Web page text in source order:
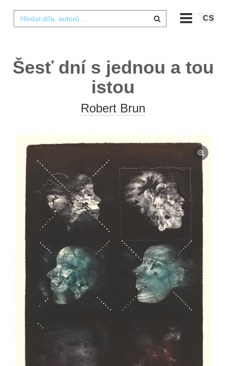
CS
Šesť dní s jednou a tou
istou
Robert Brun